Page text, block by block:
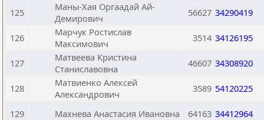
125
Маны-Хая Оргаадай Ай-
Демирович
56627 34290419
126
Марчук Ростислав
Максимович
3514 34126195
127
Матвеева Кристина
Станиславовна
46607 34308920
128
Матвиенко Алексей
Александрович
3589 54120225
129 Махнева Анастасия Ивановна 64163 34412964